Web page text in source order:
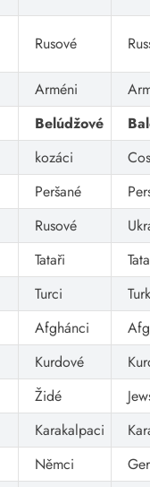
Rusové
Arméni
Belúdžové
kozáci
Peršané
Rusové
Tataři
Turci
Afghánci
Kurdové
Židé
Karakalpaci
Němci